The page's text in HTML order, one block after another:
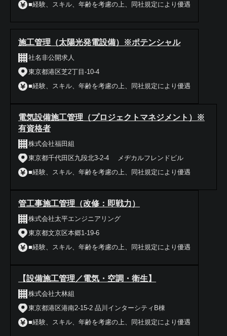
■経験、スキル、年齢を考慮の上、同社規定により優遇
施工管理（太陽光発電設備）※ポテンシャル
社名非公開求人
東京都港区芝2丁目-10-4
■経験、スキル、年齢を考慮の上、同社規定により優遇
電気設備施工管理（プロジェクトマネジメント）※
有資格者
株式会社福田組
東京都千代田区九段北3-2-4 メヂカルフレンドビル
■経験、スキル、年齢を考慮の上、同社規定により優遇
管工事施工管理（改修：即戦力）
株式会社太平エンジニアリング
東京都文京区本郷1-19-6
■経験、スキル、年齢を考慮の上、同社規定により優遇
【設備施工管理／電気・空調・衛生】
株式会社大林組
東京都港区港南2-15-2 品川インターシティB棟
■経験、スキル、年齢を考慮の上、同社規定により優遇